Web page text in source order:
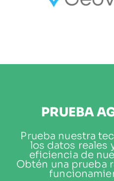
PRUEBA
Prueba nuestra
los datos reales
eficiencia de
Obtén una prueba